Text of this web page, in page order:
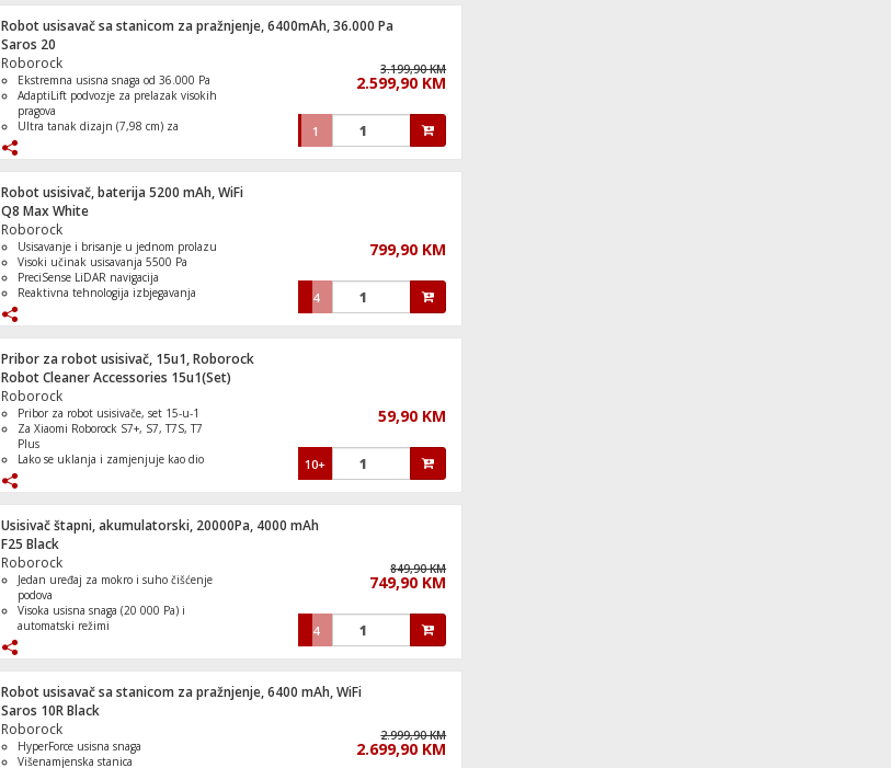
prepreka
Robot usisavač sa stanicom za pražnjenje, 6400mAh, 36.000 Pa
Saros 20
Roborock
Ekstremna usisna snaga od 36.000 Pa
AdaptiLift podvozje za prelazak visokih
pragova
Ultra tanak dizajn (7,98 cm) za
RockDock Ultra stanica sa pranjem na
100°C
Napredna AI navigacija i
prepoznavanje prepreka
3.199,90 KM
2.599,90 KM
1
Robot usisivač, baterija 5200 mAh, WiFi
Q8 Max White
Roborock
Usisavanje i brisanje u jednom prolazu
Visoki učinak usisavanja 5500 Pa
PreciSense LiDAR navigacija
Reaktivna tehnologija izbjegavanja
Podržani rad s Alexa&Google
Home&Apple Siri
799,90 KM
4
Pribor za robot usisivač, 15u1, Roborock
Robot Cleaner Accessories 15u1(Set)
Roborock
Pribor za robot usisivače, set 15-u-1
Za Xiaomi Roborock S7+, S7, T7S, T7
Plus
Lako se uklanja i zamjenjuje kao dio
Struktura protiv zapetljavanja
59,90 KM
10+
Usisivač štapni, akumulatorski, 20000Pa, 4000 mAh
F25 Black
Roborock
Jedan uređaj za mokro i suho čišćenje
podova
Visoka usisna snaga (20 000 Pa) i
automatski režimi
ispod niskog namještaja
Aplikacijska kontrola i pametni senzori
za optimalan rad
Baterija dovoljne autonomije za
čišćenje velikih površina
849,90 KM
749,90 KM
4
Robot usisavač sa stanicom za pražnjenje, 6400 mAh, WiFi
Saros 10R Black
Roborock
HyperForce usisna snaga
Višenamjenska stanica
2.999,90 KM
2.699,90 KM